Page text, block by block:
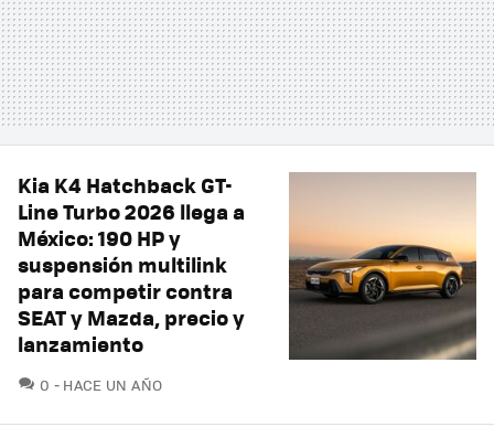
Kia K4 Hatchback GT-
Line Turbo 2026 llega a
México: 190 HP y
suspensión multilink
para competir contra
SEAT y Mazda, precio y
lanzamiento
0 COMENTARIOS
HACE UN AÑO